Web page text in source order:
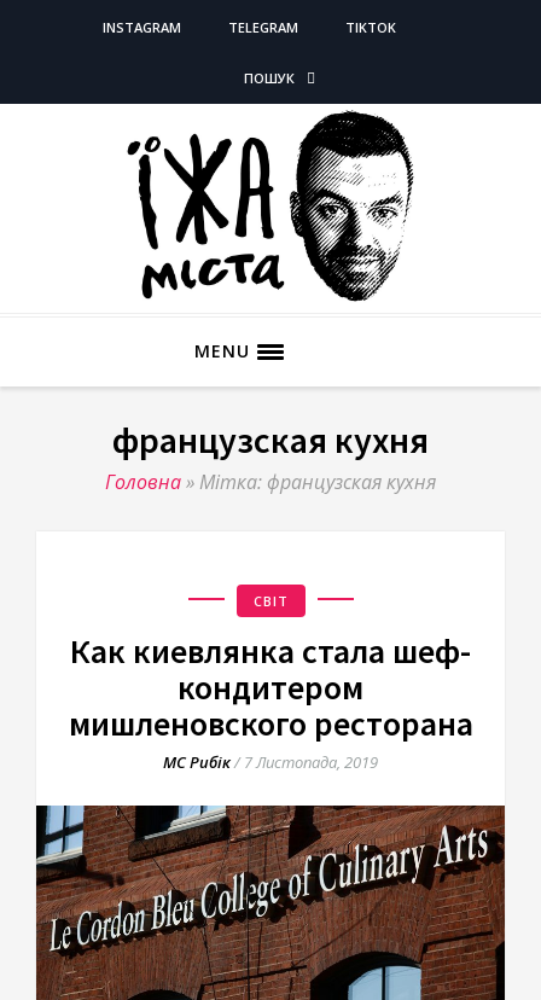
INSTAGRAM TELEGRAM TIKTOK
ПОШУК
MENU
французская кухня
Головна» Мітка: французская кухня
СВІТ
Как киевлянка стала шеф-
кондитером
мишленовского ресторана
МС Рибік/7 Листопада, 2019